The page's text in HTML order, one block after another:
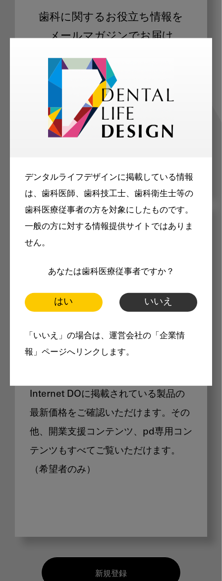
デンタルライフデザインに掲載している情報
は、歯科医師、歯科技工士、歯科衛生士等の
歯科医療従事者の方を対象にしたものです。
一般の方に対する情報提供サイトではありま
せん。
あなたは歯科医療従事者ですか？
はい いいえ
「いいえ」の場合は、運営会社の「企業情
報」ページへリンクします。
歯科に関するお役立ち情報を
メールマガジンでお届け
ご登録いただいた職種（歯科医師、歯
科衛生士、歯科技工士）に合わせた内
容のメールマガジンをお届けします。
メリット
製品価格も閲覧可能
Internet DOに掲載されている製品の
最新価格をご確認いただけます。その
他、開業支援コンテンツ、pd専用コン
テンツもすべてご覧いただけます。
（希望者のみ）
新規登録